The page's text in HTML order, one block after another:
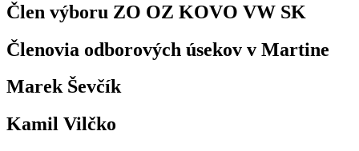
Člen výboru ZO OZ KOVO VW SK
Členovia odborových úsekov v Martine
Marek Ševčík
Kamil Vilčko